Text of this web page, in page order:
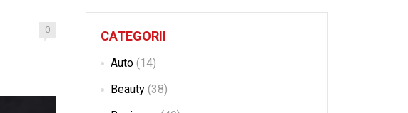
0 CATEGORII
Auto (14)
Beauty (38)